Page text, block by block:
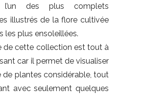
des plus complets
illustrés de la flore cultivée
les plus ensoleillées.
de cette collection est tout à
car il permet de visualiser
de plantes considérable, tout
avec seulement quelques